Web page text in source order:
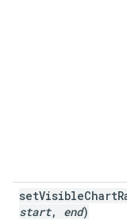
start, end)